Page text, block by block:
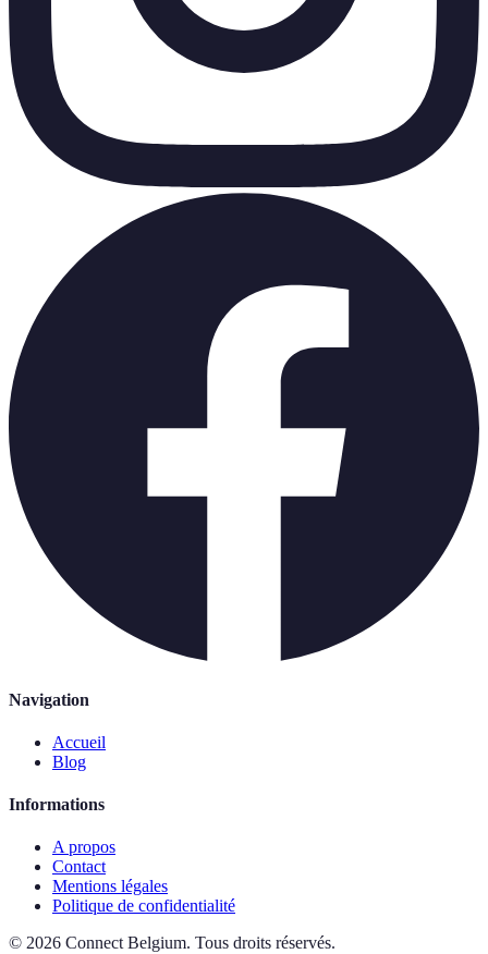
Navigation
Accueil
Blog
Informations
A propos
Contact
Mentions légales
Politique de confidentialité
© 2026 Connect Belgium. Tous droits réservés.